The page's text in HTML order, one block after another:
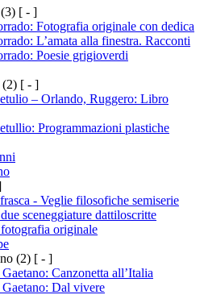
(3) [ - ]
Fotografia originale con dedica
L’amata alla finestra. Racconti
Poesie grigioverdi
(2) [ - ]
– Orlando, Ruggero: Libro
Programmazioni plastiche
- Veglie filosofiche semiserie
sceneggiature dattiloscritte
originale
(2) [ - ]
Canzonetta all’Italia
Dal vivere